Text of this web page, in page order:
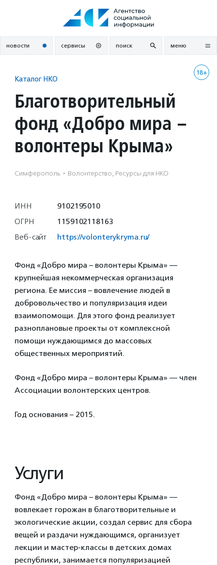
новости сервисы поиск меню
18+
Каталог НКО
Благотворительный
фонд «Добро мира –
волонтеры Крыма»
Симферополь · Волонтерство, Ресурсы для НКО
ИНН
9102195010
ОГРН
1159102118163
Веб-сайт
https://volonterykryma.ru/
Фонд «Добро мира – волонтеры Крыма» —
крупнейшая некоммерческая организация
региона. Ее миссия – вовлечение людей в
добровольчество и популяризация идеи
взаимопомощи. Для этого фонд реализует
разноплановые проекты от комплексной
помощи нуждающимся до массовых
общественных мероприятий.
Фонд «Добро мира – волонтеры Крыма» — член
Ассоциации волонтерских центров.
Год основания – 2015.
Услуги
Фонд «Добро мира – волонтеры Крыма» —
вовлекает горожан в благотворительные и
экологические акции, создал сервис для сбора
вещей и раздачи нуждающимся, организует
лекции и мастер-классы в детских домах
республики, занимается популяризацией